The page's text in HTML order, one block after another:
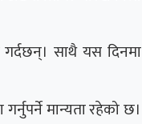
साथै यस दिनमा
मान्यता रहेको छ।